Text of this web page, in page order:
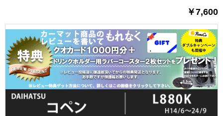
￥7,600